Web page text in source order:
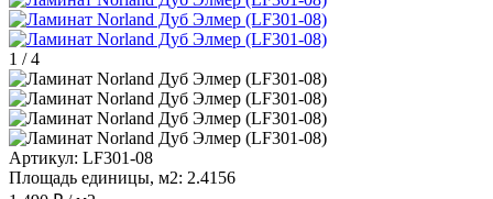
1 /4
Артикул: LF301-08
Площадь единицы, м2: 2.4156